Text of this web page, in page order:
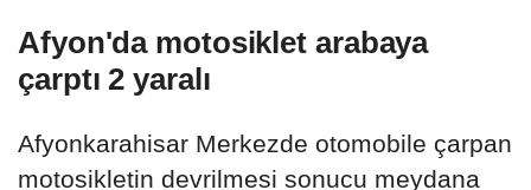
Afyon'da motosiklet arabaya
çarptı 2 yaralı
Afyonkarahisar Merkezde otomobile çarpan
motosikletin devrilmesi sonucu meydana